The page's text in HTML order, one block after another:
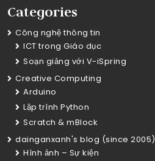
Categories
Công nghệ thông tin
ICT trong Giáo dục
Soạn giảng với V-iSpring
Creative Computing
Arduino
Lập trình Python
Scratch & mBlock
dainganxanh's blog (since 2005)
Hình ảnh – Sự kiện